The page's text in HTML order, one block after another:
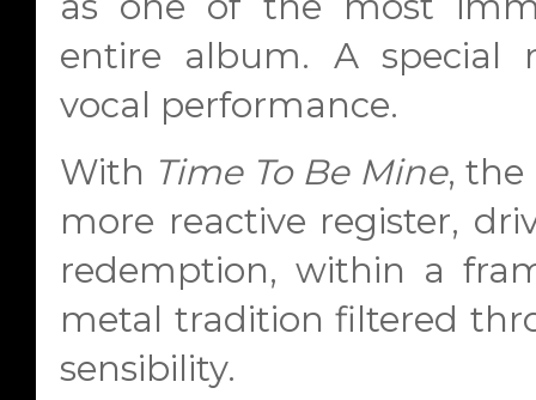
entire album. A special
vocal performance.
With Time To Be Mine, the
more reactive register,
redemption, within a
metal tradition filtered
sensibility.